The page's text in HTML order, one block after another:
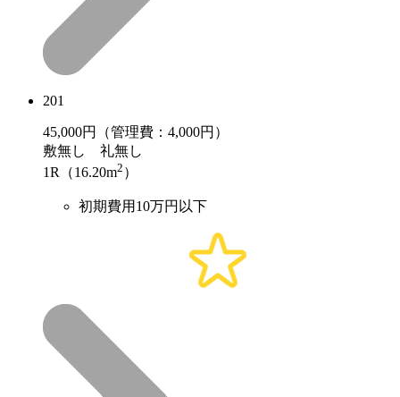
201
45,000円（管理費：4,000円）
敷無し 礼無し
1R（16.20m2 ）
初期費用10万円以下